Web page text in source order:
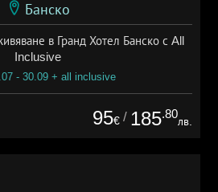
Банско
в Гранд Хотел Банско с All
Inclusive
- 30.09 + all inclusive
95€ / 185.80
лв.